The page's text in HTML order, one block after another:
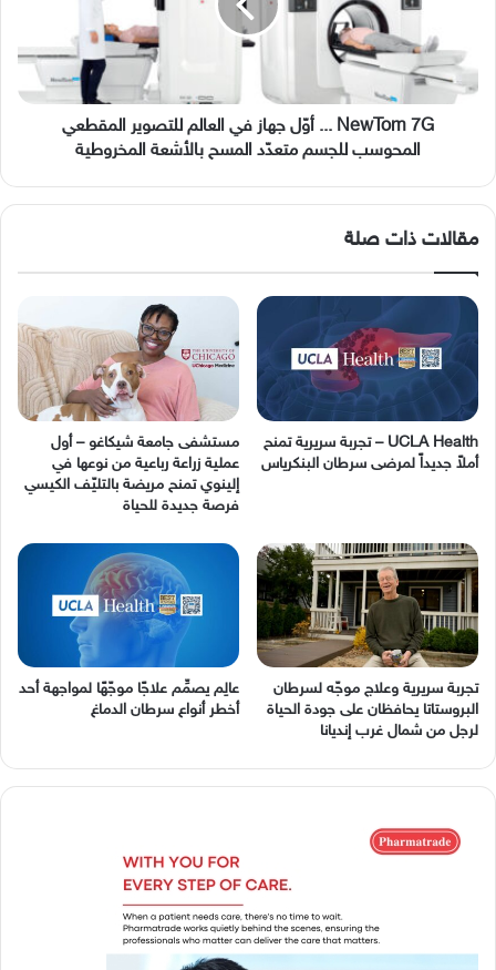
العالم
للتصوير
المقطعي
المحوسب
المخروطية
NewTom 7G ... أوّل جهاز في العالم للتصوير المقطعي
المحوسب للجسم متعدّد المسح بالأشعة المخروطية
مقالات ذات صلة
UCLA Health – تجربة سريرية تمنح
أملاً جديداً لمرضى سرطان البنكرياس
مستشفى جامعة شيكاغو – أول
عملية زراعة رباعية من نوعها في
إلينوي تمنح مريضة بالتليّف الكيسي
فرصة جديدة للحياة
تجربة سريرية وعلاج موجّه لسرطان
البروستاتا يحافظان على جودة الحياة
لرجل من شمال غرب إنديانا
عالِم يصمِّم علاجًا موجّهًا لمواجهة أحد
أخطر أنواع سرطان الدماغ